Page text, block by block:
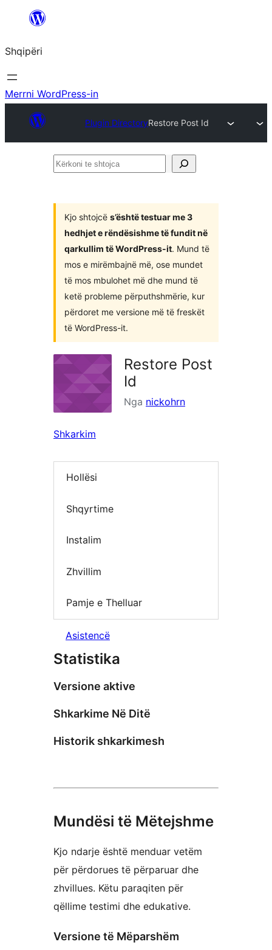
Hidhu
lënda
Shqipëri
Merrni WordPress-in
Plugin DirectoryRestore Post Id
Kërkoni
Kjo shtojcë s’është testuar me 3
hedhjet e rëndësishme të fundit në
qarkullim të WordPress-it. Mund të
mos e mirëmbajnë më, ose mundet
të mos mbulohet më dhe mund të
ketë probleme përputhshmërie, kur
përdoret me versione më të freskët
të WordPress-it.
Restore Post
Id
Nga nickohrn
Shkarkim
Hollësi
Shqyrtime
Instalim
Zhvillim
Pamje e Thelluar
Asistencë
Statistika
Versione aktive
Shkarkime Në Ditë
Historik shkarkimesh
Mundësi të Mëtejshme
Kjo ndarje është menduar vetëm
për përdorues të përparuar dhe
zhvillues. Këtu paraqiten për
qëllime testimi dhe edukative.
Versione të Mëparshëm